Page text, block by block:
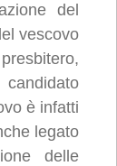
del
vescovo
è infatti
legato
delle